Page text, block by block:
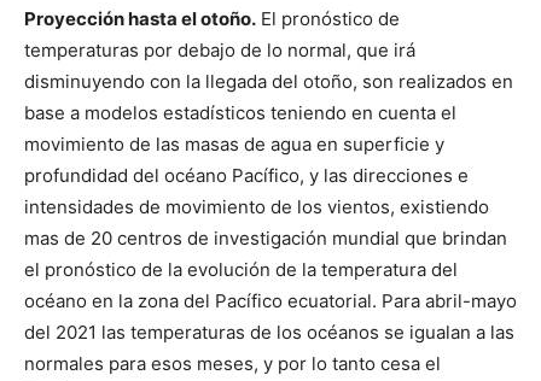
Proyección hasta el otoño. El pronóstico de
temperaturas por debajo de lo normal, que irá
disminuyendo con la llegada del otoño, son realizados en
base a modelos estadísticos teniendo en cuenta el
movimiento de las masas de agua en superficie y
profundidad del océano Pacífico, y las direcciones e
intensidades de movimiento de los vientos, existiendo
mas de 20 centros de investigación mundial que brindan
el pronóstico de la evolución de la temperatura del
océano en la zona del Pacífico ecuatorial. Para abril-mayo
del 2021 las temperaturas de los océanos se igualan a las
normales para esos meses, y por lo tanto cesa el